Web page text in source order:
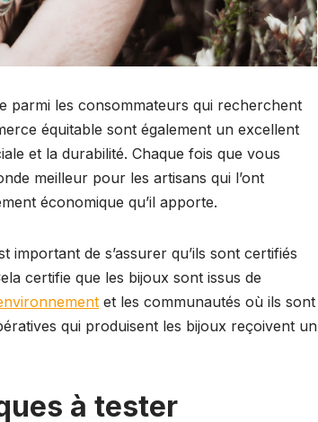
parmi les consommateurs qui recherchent
équitable sont également un excellent
et la durabilité. Chaque fois que vous
meilleur pour les artisans qui l’ont
économique qu’il apporte.
important de s’assurer qu’ils sont certifiés
certifie que les bijoux sont issus de
et les communautés où ils sont
qui produisent les bijoux reçoivent un
à tester